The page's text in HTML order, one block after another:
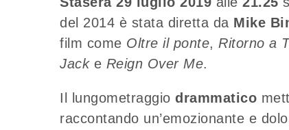
del 2014 è stata diretta da Mike
film come Oltre il ponte, Ritorno a
Jack e Reign Over Me.
Il lungometraggio drammatico
raccontando un’emozionante e